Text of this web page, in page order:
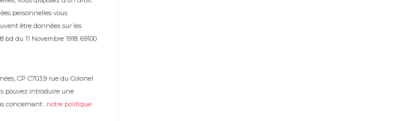
personnelles vous
être données sur les
du 11 Novembre 1918, 69100
CP C703,9 rue du Colonel
pouvez introduire une
concernant : notre politique